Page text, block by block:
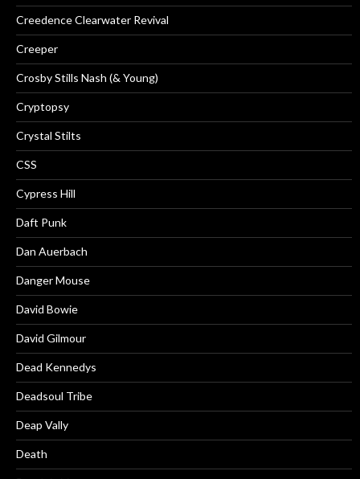
Creedence Clearwater Revival
Creeper
Crosby Stills Nash (& Young)
Cryptopsy
Crystal Stilts
CSS
Cypress Hill
Daft Punk
Dan Auerbach
Danger Mouse
David Bowie
David Gilmour
Dead Kennedys
Deadsoul Tribe
Deap Vally
Death